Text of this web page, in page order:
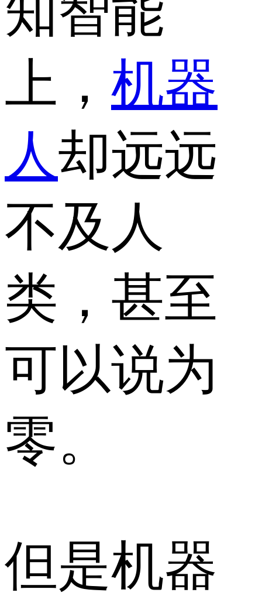
知智能
上， 机器
人却远远
不及人
类，甚至
可以说为
零。
但是机器